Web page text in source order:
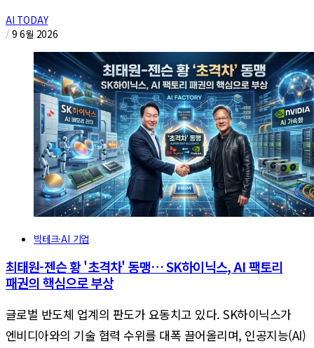
AI TODAY
/ 9 6월 2026
빅테크·AI 기업
최태원-젠슨 황 '초격차' 동맹… SK하이닉스, AI 팩토리
패권의 핵심으로 부상
글로벌 반도체 업계의 판도가 요동치고 있다. SK하이닉스가
엔비디아와의 기술 협력 수위를 대폭 끌어올리며, 인공지능(AI)